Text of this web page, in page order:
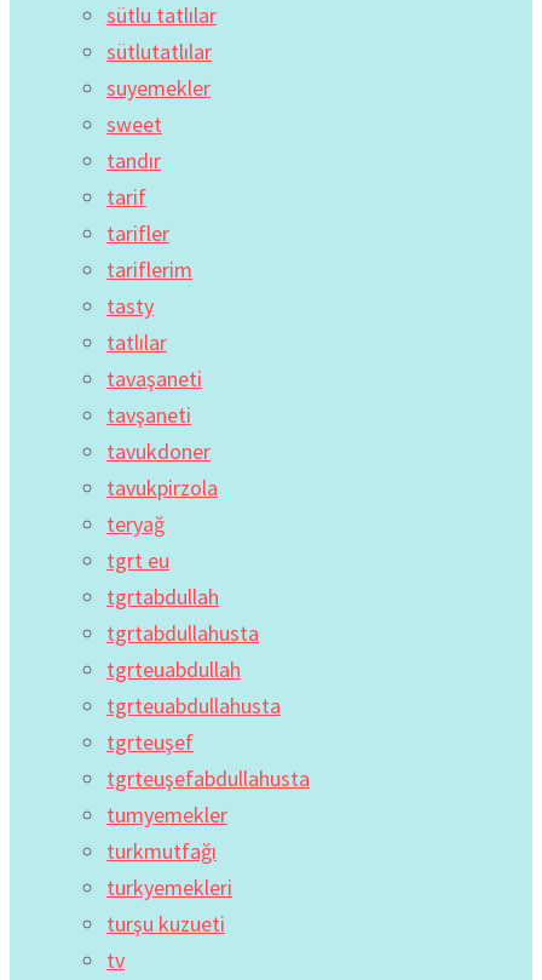
sütlu tatlılar
sütlutatlılar
suyemekler
sweet
tandır
tarif
tarifler
tariflerim
tasty
tatlılar
tavaşaneti
tavşaneti
tavukdoner
tavukpirzola
teryağ
tgrt eu
tgrtabdullah
tgrtabdullahusta
tgrteuabdullah
tgrteuabdullahusta
tgrteuşef
tgrteuşefabdullahusta
tumyemekler
turkmutfağı
turkyemekleri
turşu kuzueti
tv